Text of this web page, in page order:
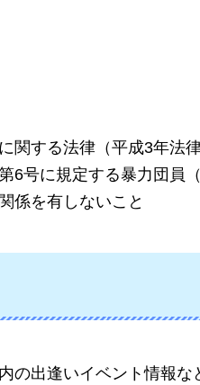
関する法律（平成3年法
6号に規定する暴力団員
係を有しないこと
の出逢いイベント情報